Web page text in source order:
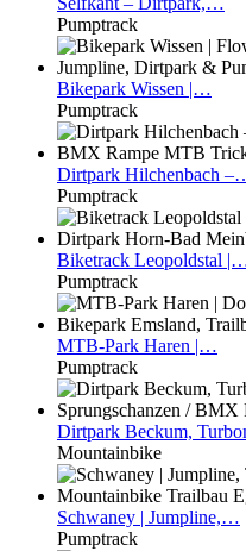
Pumptrack
Bikepark Wissen |…
Pumptrack
Dirtpark Hilchenbach
Pumptrack
Biketrack Leopoldstal
Pumptrack
MTB-Park Haren |…
Pumptrack
Dirtpark Beckum,
Mountainbike
Schwaney | Jumpline,…
Pumptrack